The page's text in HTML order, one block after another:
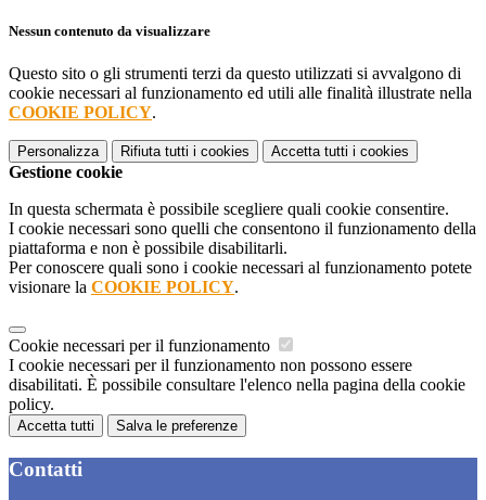
Nessun contenuto da visualizzare
Questo sito o gli strumenti terzi da questo utilizzati si avvalgono di
cookie necessari al funzionamento ed utili alle finalità illustrate nella
COOKIE POLICY.
Personalizza Rifiuta tutti i cookies Accetta tutti i cookies
Gestione cookie
In questa schermata è possibile scegliere quali cookie consentire.
I cookie necessari sono quelli che consentono il funzionamento della
piattaforma e non è possibile disabilitarli.
Per conoscere quali sono i cookie necessari al funzionamento potete
visionare la COOKIE POLICY.
Cookie necessari per il funzionamento
I cookie necessari per il funzionamento non possono essere
disabilitati. È possibile consultare l'elenco nella pagina della cookie
policy.
Accetta tutti Salva le preferenze
Contatti